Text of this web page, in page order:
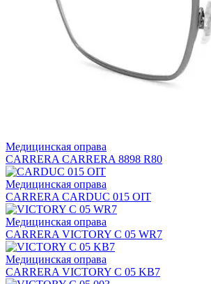
Медицинская оправа
CARRERA CARRERA 8898 R80
Медицинская оправа
CARRERA CARDUC 015 OIT
Медицинская оправа
CARRERA VICTORY C 05 WR7
Медицинская оправа
CARRERA VICTORY C 05 KB7